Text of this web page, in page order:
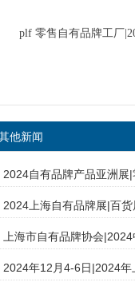
plf 零售自有品牌工厂
他新闻
2024自有品牌产品亚洲展
​2024上海自有品牌展|百
上海市自有品牌协会
2024年12月4-6日|2024年